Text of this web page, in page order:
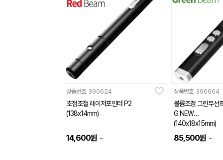
상품번호 390624
초점조절 레이저포인터 P2
(138x14mm)
14,600원 ~
상품번호 390664
볼륨조정 그린무
G NEW
(140x18x15mm)
85,500원 ~